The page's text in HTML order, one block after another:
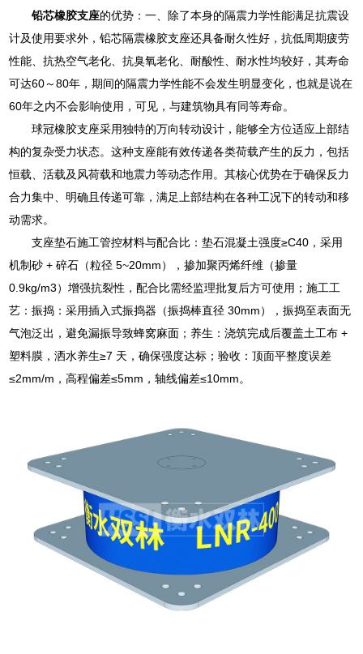
铅芯橡胶支座的优势：一、除了本身的隔震力学性能满足抗震设
计及使用要求外，铅芯隔震橡胶支座还具备耐久性好，抗低周期疲劳
性能、抗热空气老化、抗臭氧老化、耐酸性、耐水性均较好，其寿命
可达60～80年，期间的隔震力学性能不会发生明显变化，也就是说在
60年之内不会影响使用，可见，与建筑物具有同等寿命。
球冠橡胶支座采用独特的万向转动设计，能够全方位适应上部结
构的复杂受力状态。这种支座能有效传递各类荷载产生的反力，包括
恒载、活载及风荷载和地震力等动态作用。其核心优势在于确保反力
合力集中、明确且传递可靠，满足上部结构在各种工况下的转动和移
动需求。
支座垫石施工管控材料与配合比：垫石混凝土强度≥C40，采用
机制砂 + 碎石（粒径 5~20mm），掺加聚丙烯纤维（掺量
0.9kg/m3）增强抗裂性，配合比需经监理批复后方可使用；施工工
艺：振捣：采用插入式振捣器（振捣棒直径 30mm），振捣至表面无
气泡泛出，避免漏振导致蜂窝麻面；养生：浇筑完成后覆盖土工布 +
塑料膜，洒水养生≥7 天，确保强度达标；验收：顶面平整度误差
≤2mm/m，高程偏差≤5mm，轴线偏差≤10mm。